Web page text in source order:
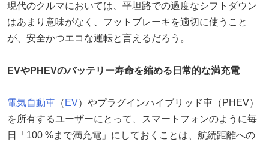
現代のクルマにおいては、平坦路での過度なシフトダウン
はあまり意味がなく、フットブレーキを適切に使うこと
が、安全かつエコな運転と言えるだろう。
EVやPHEVのバッテリー寿命を縮める日常的な満充電
電気自動車 （ EV）やプラグインハイブリッド車（PHEV）
を所有するユーザーにとって、スマートフォンのように毎
日「100 %まで満充電」にしておくことは、航続距離への